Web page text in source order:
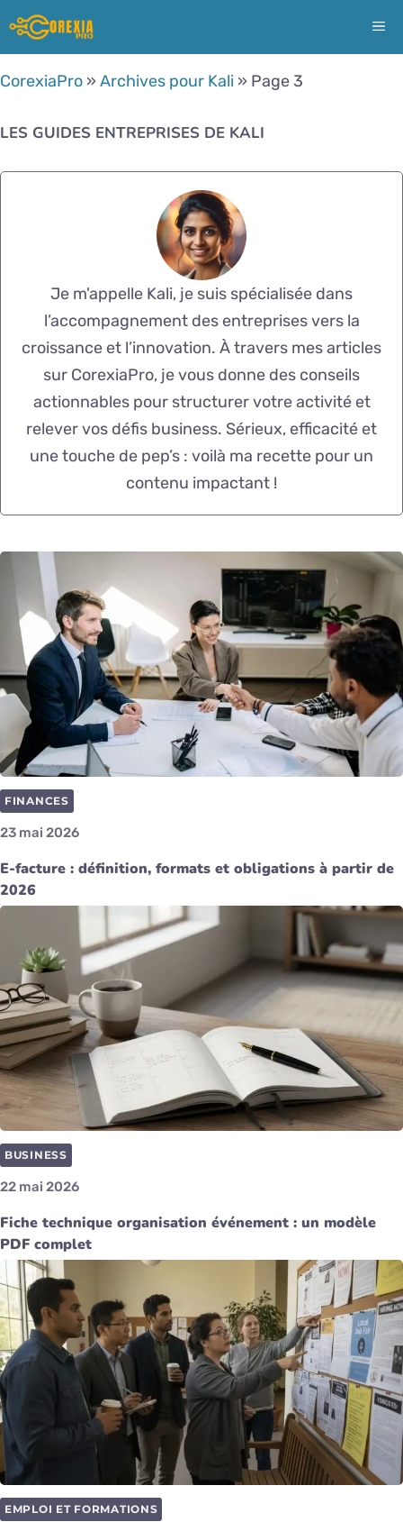
Aller
au
CorexiaPro » Archives pour Kali » Page 3
LES GUIDES ENTREPRISES DE KALI
Je m'appelle Kali, je suis spécialisée dans
l’accompagnement des entreprises vers la
croissance et l’innovation. À travers mes articles
sur CorexiaPro, je vous donne des conseils
actionnables pour structurer votre activité et
relever vos défis business. Sérieux, efficacité et
une touche de pep’s : voilà ma recette pour un
contenu impactant !
FINANCES
23 mai 2026
E-facture : définition, formats et obligations à partir de
2026
BUSINESS
22 mai 2026
Fiche technique organisation événement : un modèle
PDF complet
EMPLOI ET FORMATIONS